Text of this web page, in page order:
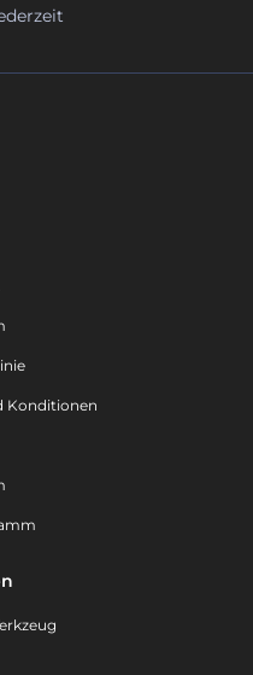
Konditionen